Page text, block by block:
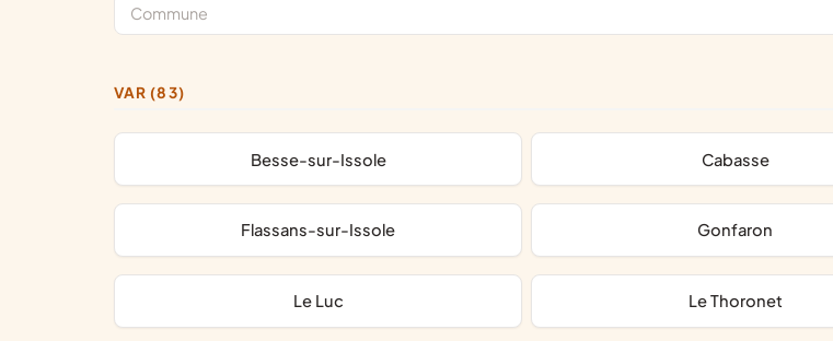
VAR (83)
Besse-sur-Issole Cabasse
Flassans-sur-Issole Gonfaron
Le Luc Le Thoronet